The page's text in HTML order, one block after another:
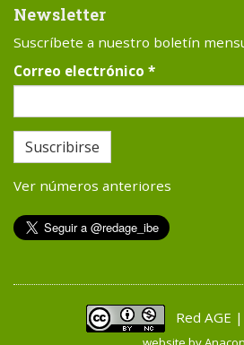
Newsletter
Suscríbete a nuestro boletín
Correo electrónico *
Suscribirse
Ver números anteriores
Red AGE